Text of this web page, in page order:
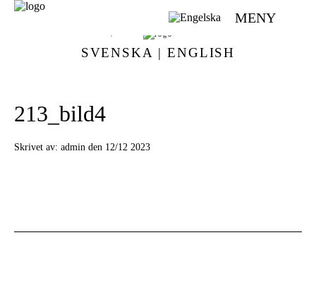
MENY
SVENSKA | ENGLISH
213_bild4
Skrivet av: admin den 12/12 2023